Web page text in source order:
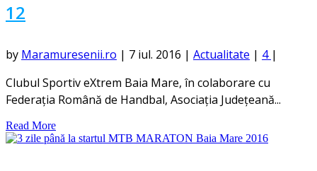
12
by Maramuresenii.ro | 7 iul. 2016 | Actualitate | 4 |
Clubul Sportiv eXtrem Baia Mare, în colaborare cu
Federația Română de Handbal, Asociația Județeană...
Read More